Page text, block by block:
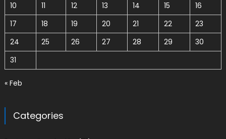
10
11 12 13 14 15
16
17
18 19 20 21 22
23
24
25 26 27 28 29
30
31
« Feb
Categories